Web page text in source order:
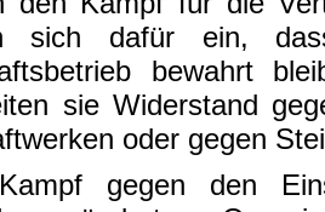
sich dafür ein,
bewahrt
sie Widerstand
oder gegen
gegen den